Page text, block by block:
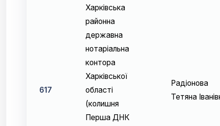
617
Харківська
районна
державна
нотаріальна
контора
Харківської
області
(колишня
Перша ДНК
Радіонова
Тетяна